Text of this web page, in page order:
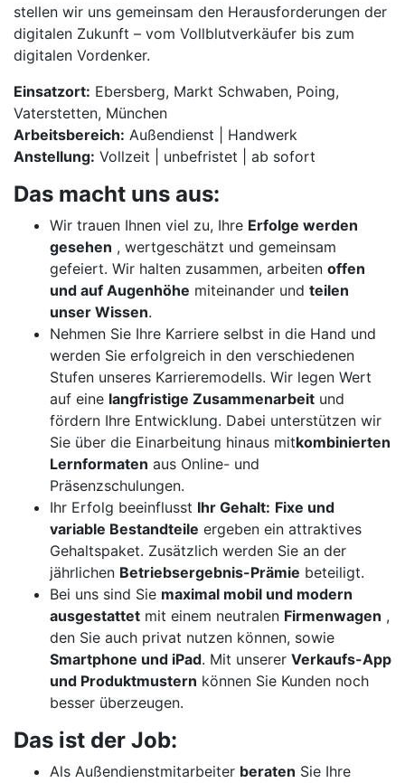
stellen wir uns gemeinsam den Herausforderungen der
digitalen Zukunft – vom Vollblutverkäufer bis zum
digitalen Vordenker.
Einsatzort: Ebersberg, Markt Schwaben, Poing,
Vaterstetten, München
Arbeitsbereich: Außendienst | Handwerk
Anstellung: Vollzeit | unbefristet | ab sofort
Das macht uns aus:
Wir trauen Ihnen viel zu, Ihre Erfolge werden
gesehen , wertgeschätzt und gemeinsam
gefeiert. Wir halten zusammen, arbeiten offen
und auf Augenhöhe miteinander und teilen
unser Wissen.
Nehmen Sie Ihre Karriere selbst in die Hand und
werden Sie erfolgreich in den verschiedenen
Stufen unseres Karrieremodells. Wir legen Wert
auf eine langfristige Zusammenarbeit und
fördern Ihre Entwicklung. Dabei unterstützen wir
Sie über die Einarbeitung hinaus mitkombinierten
Lernformaten aus Online- und
Präsenzschulungen.
Ihr Erfolg beeinflusst Ihr Gehalt: Fixe und
variable Bestandteile ergeben ein attraktives
Gehaltspaket. Zusätzlich werden Sie an der
jährlichen Betriebsergebnis-Prämie beteiligt.
Bei uns sind Sie maximal mobil und modern
ausgestattet mit einem neutralen Firmenwagen ,
den Sie auch privat nutzen können, sowie
Smartphone und iPad. Mit unserer Verkaufs-App
und Produktmustern können Sie Kunden noch
besser überzeugen.
Das ist der Job:
Als Außendienstmitarbeiter beraten Sie Ihre